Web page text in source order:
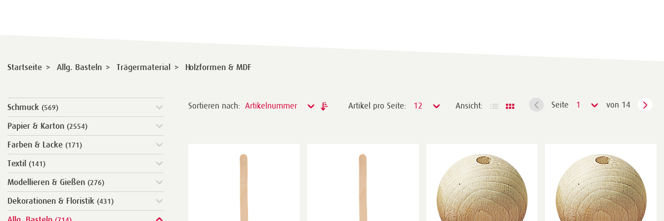
Startseite > Allg. Basteln > Trägermaterial > Holzformen & MDF
Schmuck (569)
Papier & Karton (2554)
Farben & Lacke (171)
Textil (141)
Modellieren & Gießen (276)
Dekorationen & Floristik (431)
Sortieren nach: Artikelnummer Artikel pro Seite: 12 Ansicht: Seite 1 von 14